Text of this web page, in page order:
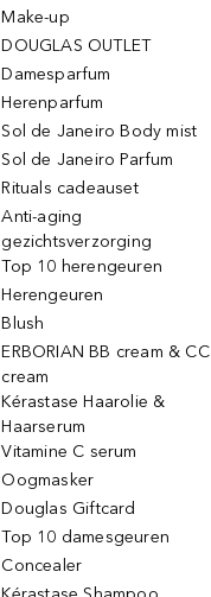
Make-up
DOUGLAS OUTLET
Damesparfum
Herenparfum
Sol de Janeiro Body mist
Sol de Janeiro Parfum
Rituals cadeauset
Anti-aging
gezichtsverzorging
Top 10 herengeuren
Herengeuren
Blush
ERBORIAN BB cream & CC
cream
Kérastase Haarolie &
Haarserum
Vitamine C serum
Oogmasker
Douglas Giftcard
Top 10 damesgeuren
Concealer